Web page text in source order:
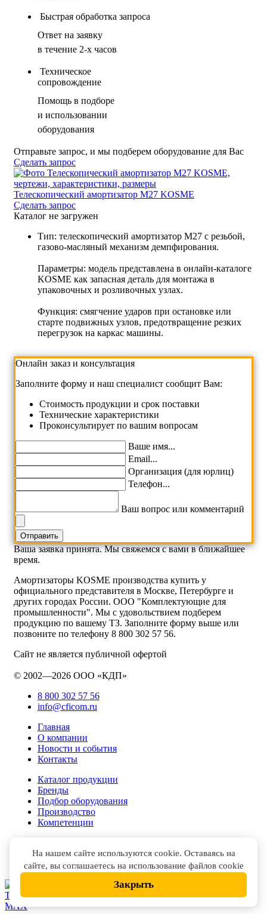
Быстрая обработка запроса
Ответ на заявку
в течение 2-х часов
Техническое
сопровождение
Помощь в подборе
и использовании
оборудования
Отправьте запрос, и мы подберем оборудование для Вас
Сделать запрос
Телескопический амортизатор M27 KOSME
Сделать запрос
Каталог не загружен
Тип: телескопический амортизатор M27 с резьбой,
газово-масляный механизм демпфирования.
Параметры: модель представлена в онлайн-каталоге
KOSME как запасная деталь для монтажа в
упаковочных и розливочных узлах.
Функция: смягчение ударов при остановке или
старте подвижных узлов, предотвращение резких
перегрузок на каркас машины.
Онлайн заказ и консультация
Заполните форму и наш специалист сообщит Вам:
Cтоимость продукции и срок поставки
Технические характеристики
Проконсультирует по вашим вопросам
Ваше имя...
Email...
Организация (для юрлиц)
Телефон...
Ваш вопрос или комментарий
Ваша заявка принята. Мы свяжемся с вами в ближайшее
время.
Амортизаторы KOSME производства купить у
официального представителя в Москве, Петербурге и
других городах России. ООО "Комплектующие для
промышленности". Мы с удовольствием подберем
продукцию по вашему ТЗ. Заполните форму выше или
позвоните по телефону 8 800 302 57 56.
Сайт не является публичной офертой
© 2002—2026 ООО «КДП»
8 800 302 57 56
info@cficom.ru
Главная
О компании
Новости и события
Контакты
Каталог продукции
Бренды
Подбор оборудования
Производство
Компетенции
НАПИСАТЬ В
TELEGRAM
НАПИСАТЬ В
MAX
На нашем сайте используются cookie. Оставаясь на
сайте, вы соглашаетесь на использование файлов cookie
Закрыть